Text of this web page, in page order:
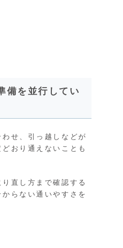
備を並行してい
せ、引っ越しなどが
おり通えないことも
直し方まで確認する
らない通いやすさを